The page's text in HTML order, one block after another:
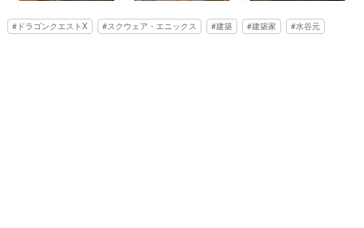
ドラゴンクエストX スクウェア・エニックス 建築 建築家 水谷元